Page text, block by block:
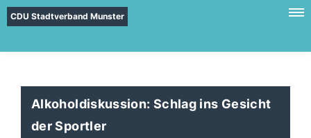
CDU Stadtverband Munster
Alkoholdiskussion: Schlag ins Gesicht
der Sportler